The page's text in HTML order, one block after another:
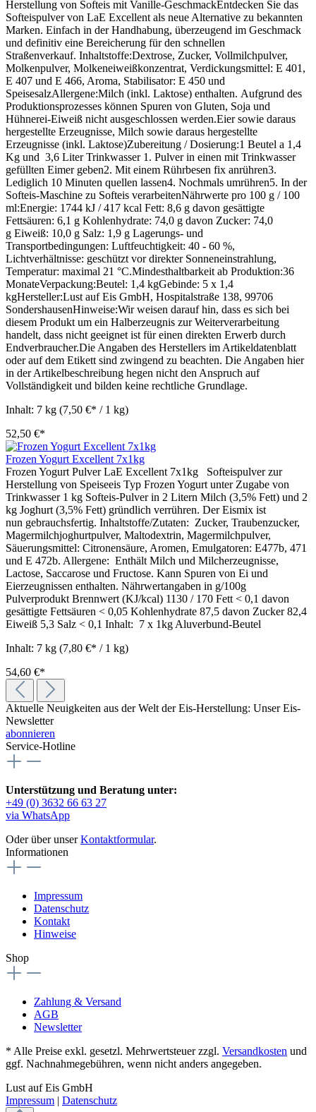
Herstellung von Softeis mit Vanille-GeschmackEntdecken Sie das
Softeispulver von LaE Excellent als neue Alternative zu bekannten
Marken. Einfach in der Handhabung, überzeugend im Geschmack
und definitiv eine Bereicherung für den schnellen
Straßenverkauf. Inhaltstoffe:Dextrose, Zucker, Vollmilchpulver,
Molkenpulver, Molkeneiweißkonzentrat, Verdickungsmittel: E 401,
E 407 und E 466, Aroma, Stabilisator: E 450 und
SpeisesalzAllergene:Milch (inkl. Laktose) enthalten. Aufgrund des
Produktionsprozesses können Spuren von Gluten, Soja und
Hühnerei-Eiweiß nicht ausgeschlossen werden.Eier sowie daraus
hergestellte Erzeugnisse, Milch sowie daraus hergestellte
Erzeugnisse (inkl. Laktose)Zubereitung / Dosierung:1 Beutel a 1,4
Kg und 3,6 Liter Trinkwasser 1. Pulver in einen mit Trinkwasser
gefüllten Eimer geben2. Mit einem Rührbesen fix anrühren3.
Lediglich 10 Minuten quellen lassen4. Nochmals umrühren5. In der
Softeis-Maschine zu Softeis verarbeitenNährwerte pro 100 g / 100
ml:Energie: 1744 kJ / 417 kcal Fett: 8,6 g davon gesättigte
Fettsäuren: 6,1 g Kohlenhydrate: 74,0 g davon Zucker: 74,0
g Eiweiß: 10,0 g Salz: 1,9 g Lagerungs- und
Transportbedingungen: Luftfeuchtigkeit: 40 - 60 %,
Lichtverhältnisse: geschützt vor direkter Sonneneinstrahlung,
Temperatur: maximal 21 °C.Mindesthaltbarkeit ab Produktion:36
MonateVerpackung:Beutel: 1,4 kgGebinde: 5 x 1,4
kgHersteller:Lust auf Eis GmbH, Hospitalstraße 138, 99706
SondershausenHinweise:Wir weisen darauf hin, dass es sich bei
diesem Produkt um ein Halberzeugnis zur Weiterverarbeitung
handelt, dass nicht geeignet ist für einen direkten Erwerb durch
Endverbraucher.Die Angaben des Herstellers im Artikeldatenblatt
oder auf dem Etikett sind zwingend zu beachten. Die Angaben hier
in der Artikelbeschreibung hegen nicht den Anspruch auf
Vollständigkeit und bilden keine rechtliche Grundlage.
Inhalt: 7 kg (7,50 €* / 1 kg)
52,50 €*
Frozen Yogurt Excellent 7x1kg
Frozen Yogurt Pulver LaE Excellent 7x1kg Softeispulver zur
Herstellung von Speiseeis Typ Frozen Yogurt unter Zugabe von
Trinkwasser 1 kg Softeis-Pulver in 2 Litern Milch (3,5% Fett) und 2
kg Joghurt (3,5% Fett) gründlich verrühren. Der Eismix ist
nun gebrauchsfertig. Inhaltstoffe/Zutaten: Zucker, Traubenzucker,
Magermilchjoghurtpulver, Maltodextrin, Magermilchpulver,
Säuerungsmittel: Citronensäure, Aromen, Emulgatoren: E477b, 471
und E 472b. Allergene: Enthält Milch und Milcherzeugnisse,
Lactose, Saccarose und Fructose. Kann Spuren von Ei und
Eierzeugnissen enthalten. Nährwertangaben in g/100g
Pulverprodukt Brennwert (KJ/kcal) 1130 / 170 Fett < 0,1 davon
gesättigte Fettsäuren < 0,05 Kohlenhydrate 87,5 davon Zucker 82,4
Eiweiß 5,3 Salz < 0,1 Inhalt: 7 x 1kg Aluverbund-Beutel
Inhalt: 7 kg (7,80 €* / 1 kg)
54,60 €*
Aktuelle Neuigkeiten aus der Welt der Eis-Herstellung: Unser Eis-
Newsletter
abonnieren
Service-Hotline
Unterstützung und Beratung unter:
+49 (0) 3632 66 63 27
via WhatsApp
Oder über unserKontaktformular.
Informationen
Impressum
Datenschutz
Kontakt
Hinweise
Shop
Zahlung & Versand
AGB
Newsletter
* Alle Preise exkl. gesetzl. Mehrwertsteuer zzgl. Versandkosten und
ggf. Nachnahmegebühren, wenn nicht anders angegeben.
Lust auf Eis GmbH
Impressum | Datenschutz